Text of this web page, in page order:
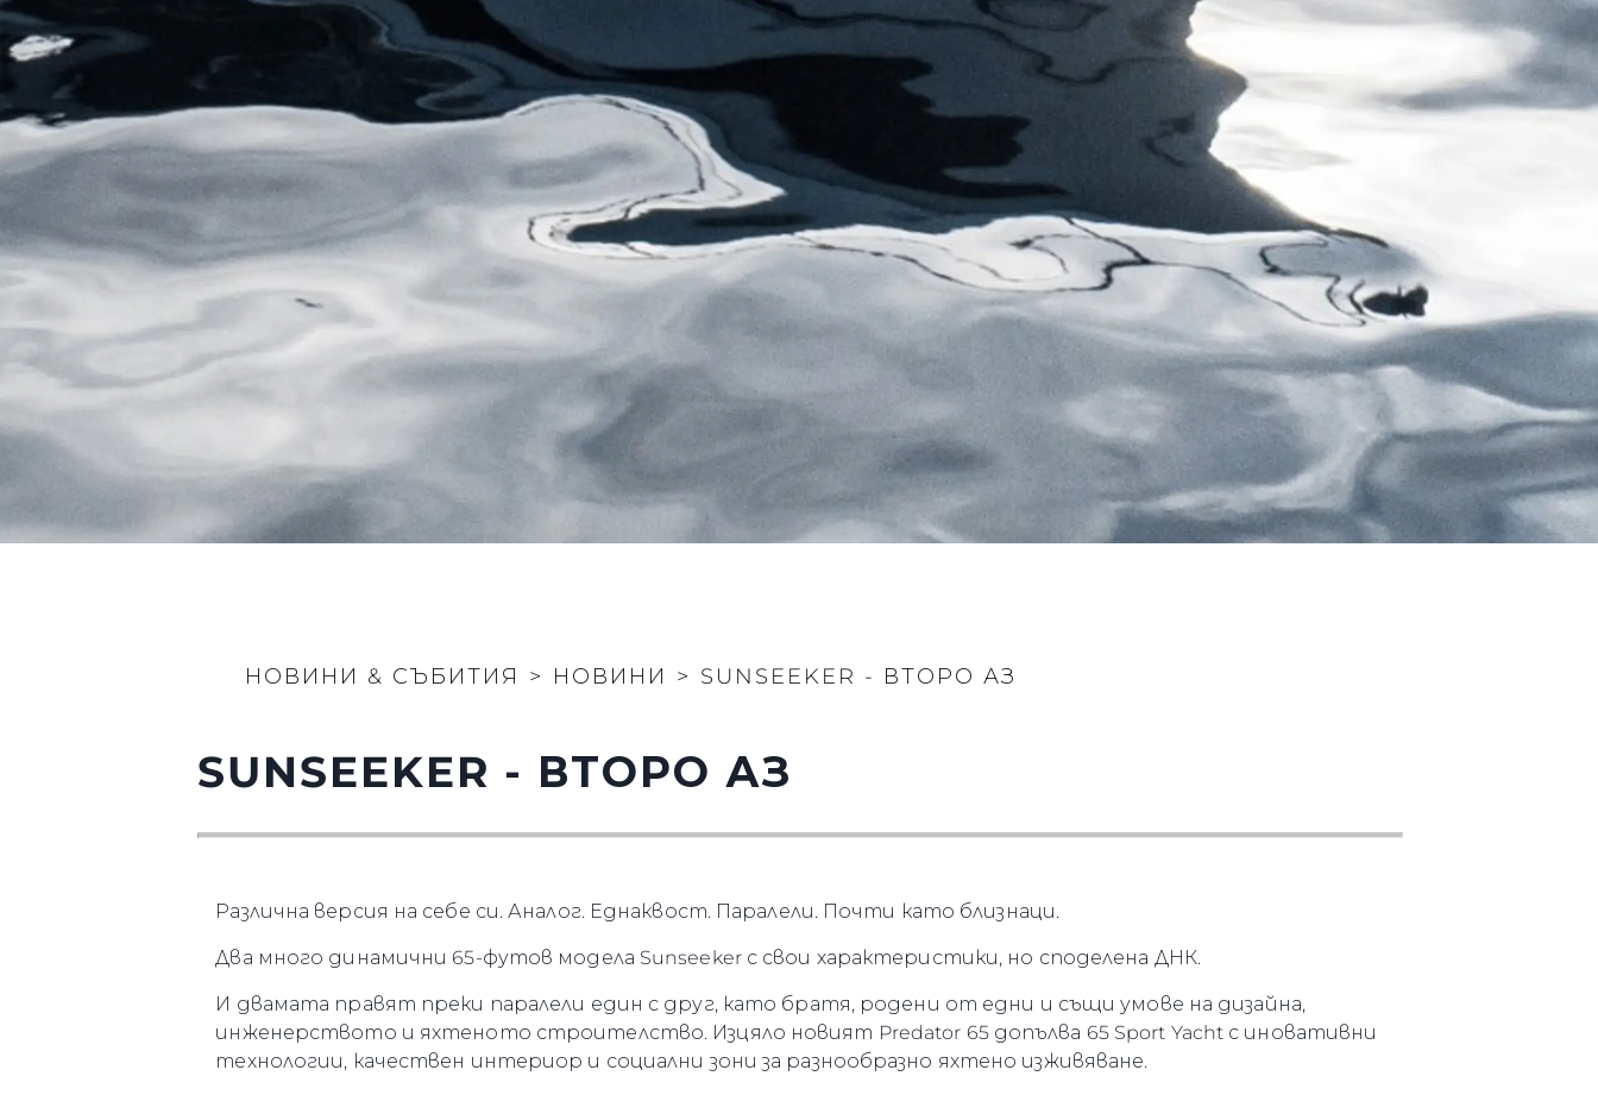
НОВИНИ & СЪБИТИЯ > НОВИНИ > SUNSEEKER - ВТОРО АЗ
SUNSEEKER - ВТОРО АЗ
Различна версия на себе си. Аналог. Еднаквост. Паралели. Почти като близнаци.
Два много динамични 65-футов модела Sunseeker с свои характеристики, но споделена ДНК.
И двамата правят преки паралели един с друг, като братя, родени от едни и същи умове на дизайна,
инженерството и яхтеното строителство. Изцяло новият Predator 65 допълва 65 Sport Yacht с иновативни
технологии, качествен интериор и социални зони за разнообразно яхтено изживяване.